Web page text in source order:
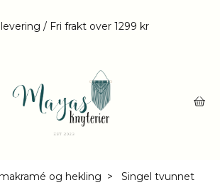
levering / Fri frakt over 1299 kr
og hekling
Singel tvunnet